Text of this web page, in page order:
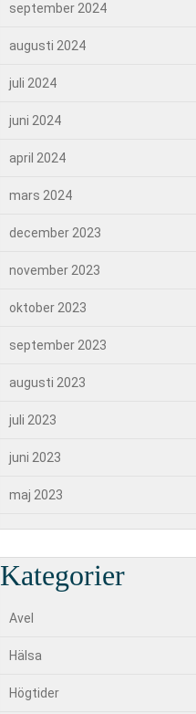
september 2024
augusti 2024
juli 2024
juni 2024
april 2024
mars 2024
december 2023
november 2023
oktober 2023
september 2023
augusti 2023
juli 2023
juni 2023
maj 2023
Kategorier
Avel
Hälsa
Högtider